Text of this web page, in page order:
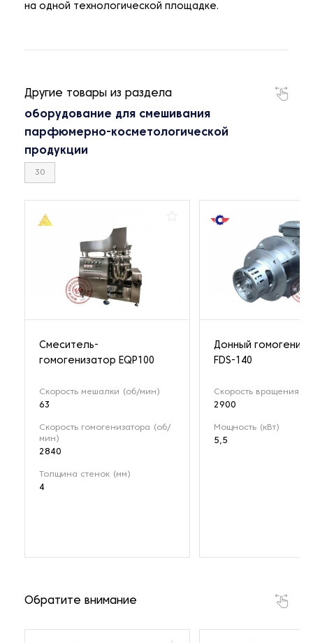
на одной технологической площадке.
Другие товары из раздела
оборудование для смешивания
парфюмерно-косметологической
продукции
30
Смеситель-
гомогенизатор EQP100
Скорость мешалки (об/мин)
63
Скорость гомогенизатора (об/
мин)
2840
Толщина стенок (мм)
4
Донный
FDS-140
Скорость вращения
2900
Мощность (кВт)
5,5
Обратите внимание